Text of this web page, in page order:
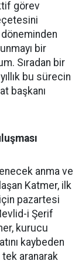
görev
bir
Sıradan bir
bu sürecin
başkanı
anma ve
Katmer, ilk
pazartesi
i Şerif
kurucu
kaybeden
aranarak